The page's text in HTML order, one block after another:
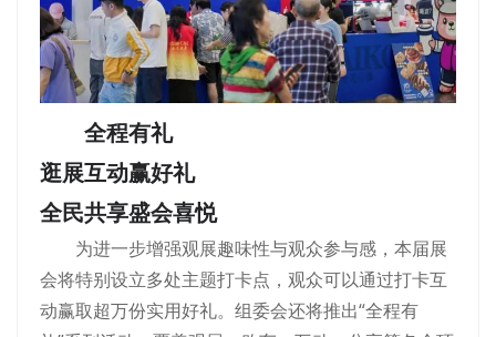
全程有礼
逛展互动赢好礼
全民共享盛会喜悦
为进一步增强观展趣味性与观众参与感，本届展
会将特别设立多处主题打卡点，观众可以通过打卡互
动赢取超万份实用好礼。组委会还将推出“全程有